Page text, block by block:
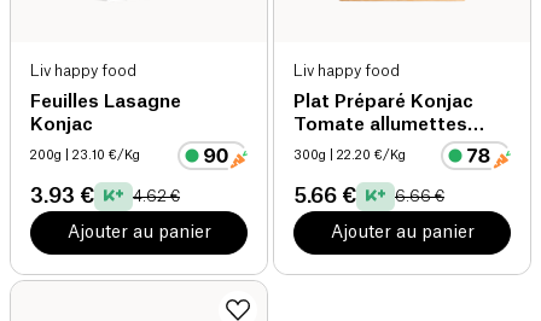
Liv happy food
Feuilles Lasagne
Konjac
200g | 23.10 €/Kg
3.93 € 4.62 €
Ajouter au panier
Liv happy food
Plat Préparé Konjac
Tomate allumettes
fumées
300g | 22.20 €/Kg
5.66 € 6.66 €
Ajouter au panier